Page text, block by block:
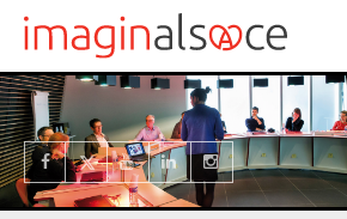
Aller au contenu principal
Panneau de gestion des cookies